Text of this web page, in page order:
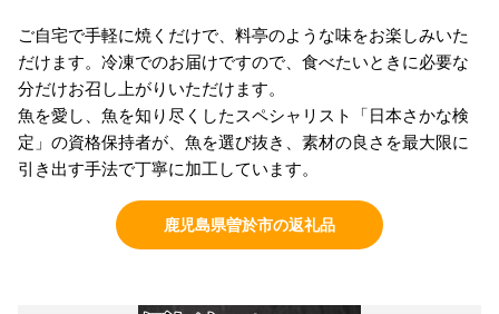
ご自宅で手軽に焼くだけで、料亭のような味をお楽しみいた
だけます。冷凍でのお届けですので、食べたいときに必要な
分だけお召し上がりいただけます。
魚を愛し、魚を知り尽くしたスペシャリスト「日本さかな検
定」の資格保持者が、魚を選び抜き、素材の良さを最大限に
引き出す手法で丁寧に加工しています。
鹿児島県曽於市の返礼品